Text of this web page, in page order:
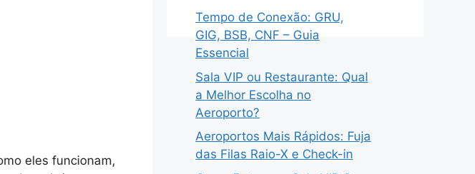
eles funcionam,
Tempo de Conexão: GRU,
GIG, BSB, CNF – Guia
Essencial
Sala VIP ou Restaurante: Qual
a Melhor Escolha no
Aeroporto?
Aeroportos Mais Rápidos: Fuja
das Filas Raio-X e Check-in